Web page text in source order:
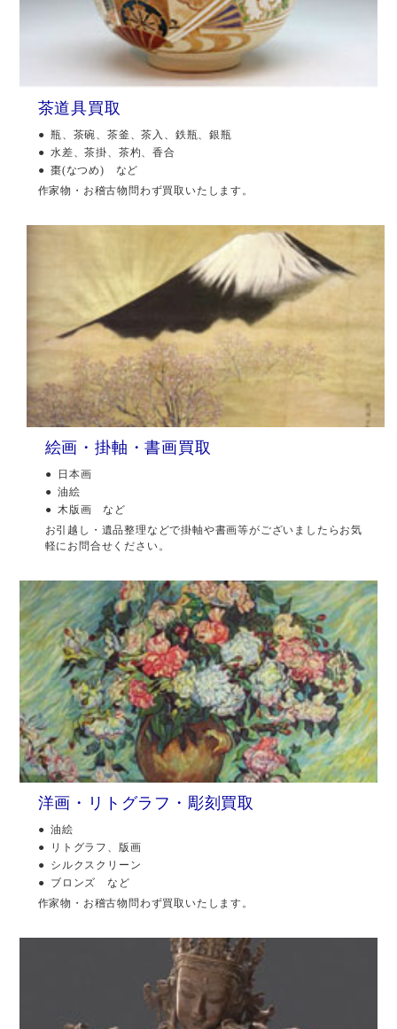
茶道具買取
瓶、茶碗、茶釜、茶入、鉄瓶、銀瓶
水差、茶掛、茶杓、香合
棗(なつめ) など
作家物・お稽古物問わず買取いたします。
絵画・掛軸・書画買取
日本画
油絵
木版画 など
お引越し・遺品整理などで掛軸や書画等がございましたらお気
軽にお問合せください。
洋画・リトグラフ・彫刻買取
油絵
リトグラフ、版画
シルクスクリーン
ブロンズ など
作家物・お稽古物問わず買取いたします。